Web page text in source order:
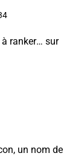
ranker… sur
un nom de